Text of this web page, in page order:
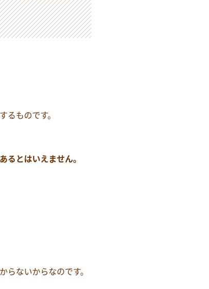
ものです。
とはいえません。
ないからなのです。